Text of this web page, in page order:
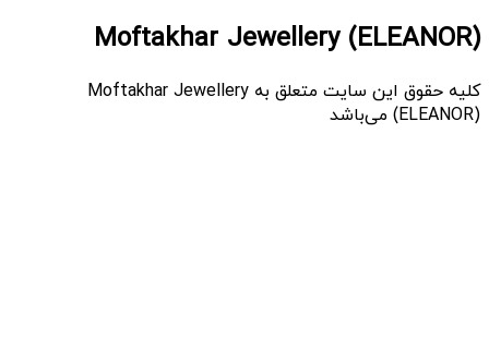
Moftakhar Jewellery (ELEANOR)
کلیه حقوق این سایت متعلق به Moftakhar Jewellery
(ELEANOR) می‌باشد